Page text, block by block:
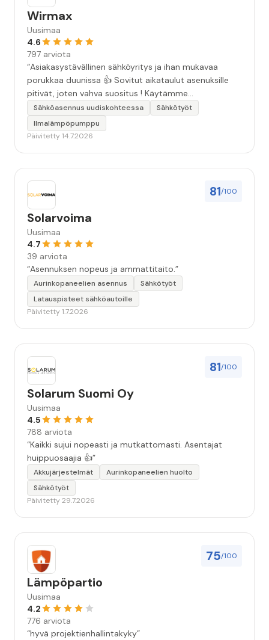
Wirmax
Uusimaa
4.6
797 arviota
“Asiakasystävällinen sähköyritys ja ihan mukavaa
porukkaa duunissa 👍 Sovitut aikataulut asenuksille
pitivät, joten vahva suositus ! Käytämme
seuraavallakin kerralla!”
Sähköasennus uudiskohteessa
Sähkötyöt
Ilmalämpöpumppu
Päivitetty 14.7.2026
81/100
Solarvoima
Uusimaa
4.7
39 arviota
“Asennuksen nopeus ja ammattitaito.”
Aurinkopaneelien asennus
Sähkötyöt
Latauspisteet sähköautoille
Päivitetty 1.7.2026
81/100
Solarum Suomi Oy
Uusimaa
4.5
788 arviota
“Kaikki sujui nopeasti ja mutkattomasti. Asentajat
huippuosaajia 👍”
Akkujärjestelmät
Aurinkopaneelien huolto
Sähkötyöt
Päivitetty 29.7.2026
75/100
Lämpöpartio
Uusimaa
4.2
776 arviota
“hyvä projektienhallintakyky”